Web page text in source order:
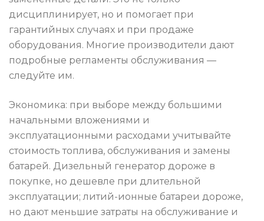
дисциплинирует, но и помогает при
гарантийных случаях и при продаже
оборудования. Многие производители дают
подробные регламенты обслуживания —
следуйте им.
Экономика: при выборе между большими
начальными вложениями и
эксплуатационными расходами учитывайте
стоимость топлива, обслуживания и замены
батарей. Дизельный генератор дороже в
покупке, но дешевле при длительной
эксплуатации; литий-ионные батареи дороже,
но дают меньшие затраты на обслуживание и